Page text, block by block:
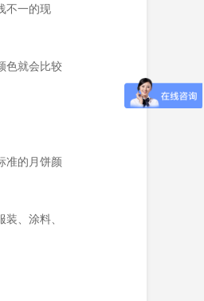
不一的现
色就会比较
准的月饼颜
、涂料、